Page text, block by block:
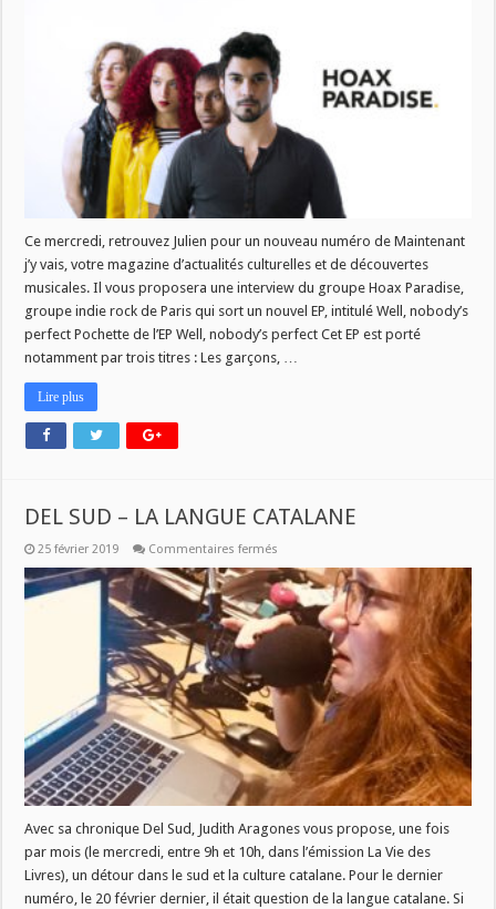
Paradise
Ce mercredi, retrouvez Julien pour un nouveau numéro de Maintenant
j’y vais, votre magazine d’actualités culturelles et de découvertes
musicales. Il vous proposera une interview du groupe Hoax Paradise,
groupe indie rock de Paris qui sort un nouvel EP, intitulé Well, nobody’s
perfect Pochette de l’EP Well, nobody’s perfect Cet EP est porté
notamment par trois titres : Les garçons, …
Lire plus
DEL SUD – LA LANGUE CATALANE
25 février 2019 Commentaires fermés
SUD
–
LA
LANGUE
CATALANE
Avec sa chronique Del Sud, Judith Aragones vous propose, une fois
par mois (le mercredi, entre 9h et 10h, dans l’émission La Vie des
Livres), un détour dans le sud et la culture catalane. Pour le dernier
numéro, le 20 février dernier, il était question de la langue catalane. Si